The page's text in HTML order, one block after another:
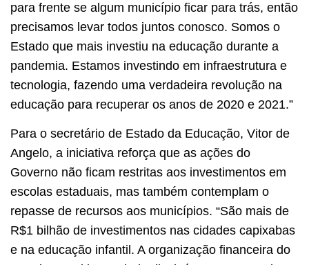
para frente se algum município ficar para trás, então
precisamos levar todos juntos conosco. Somos o
Estado que mais investiu na educação durante a
pandemia. Estamos investindo em infraestrutura e
tecnologia, fazendo uma verdadeira revolução na
educação para recuperar os anos de 2020 e 2021.”
Para o secretário de Estado da Educação, Vitor de
Angelo, a iniciativa reforça que as ações do
Governo não ficam restritas aos investimentos em
escolas estaduais, mas também contemplam o
repasse de recursos aos municípios. “São mais de
R$1 bilhão de investimentos nas cidades capixabas
e na educação infantil. A organização financeira do